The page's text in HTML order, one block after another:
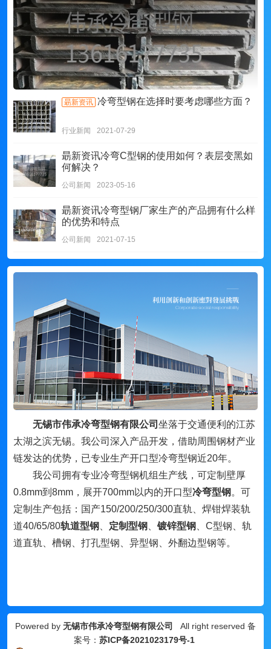
朂新资讯 冷弯型钢在选择时要考虑哪些方面？
行业新闻 2021-07-29
朂新资讯冷弯C型钢的使用如何？表层变黑如
何解决？
公司新闻 2023-05-16
朂新资讯冷弯型钢厂家生产的产品拥有什么样
的优势和特点
公司新闻 2021-07-15
无锡市伟承冷弯型钢有限公司 坐落于交通便利的江苏
太湖之滨无锡。我公司深入产品开发，借助周围钢材产业
链发达的优势，已专业生产开口型冷弯型钢近20年。
我公司拥有专业冷弯型钢机组生产线，可定制壁厚
0.8mm到8mm，展开700mm以内的开口型冷弯型钢 。可
定制生产包括：国产150/200/250/300直轨、焊钳焊装轨
道40/65/80轨道型钢 定制型钢 镀锌型钢
C型钢、轨
道直轨、槽钢、打孔型钢、异型钢、外翻边型钢等。
Powered by 无锡市伟承冷弯型钢有限公司
All right reserved 备
案号： 苏ICP备2021023179号-1